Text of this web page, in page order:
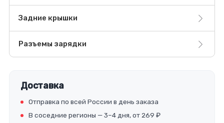
Задние крышки
Разъемы зарядки
Доставка
Отправка по всей России в день заказа
В соседние регионы — 3–4 дня, от 269 ₽